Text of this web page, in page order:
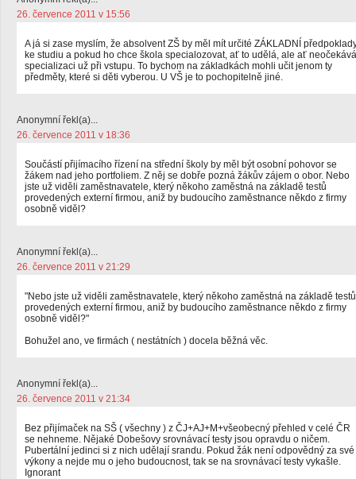
26. července 2011 v 15:56
A já si zase myslím, že absolvent ZŠ by měl mít určité ZÁKLADNÍ
ke studiu a pokud ho chce škola specialozovat, ať to udělá, ale ať neočekává
specializaci už při vstupu. To bychom na základkách mohli učit jenom ty
předměty, které si děti vyberou. U VŠ je to pochopitelně jiné.
Anonymní řekl(a)...
26. července 2011 v 18:36
Součástí přijímacího řízení na střední školy by měl být osobní pohovor se
žákem nad jeho portfoliem. Z něj se dobře pozná žákův zájem o obor. Nebo
jste už viděli zaměstnavatele, který někoho zaměstná na základě testů
provedených externí firmou, aniž by budoucího zaměstnance někdo z firmy
osobně viděl?
Anonymní řekl(a)...
26. července 2011 v 21:29
"Nebo jste už viděli zaměstnavatele, který někoho zaměstná na základě testů
provedených externí firmou, aniž by budoucího zaměstnance někdo z firmy
osobně viděl?"
Bohužel ano, ve firmách ( nestátních ) docela běžná věc.
Anonymní řekl(a)...
26. července 2011 v 21:34
Bez přijímaček na SŠ ( všechny ) z ČJ+AJ+M+všeobecný přehled v celé ČR
se nehneme. Nějaké Dobešovy srovnávací testy jsou opravdu o ničem.
Pubertální jedinci si z nich udělají srandu. Pokud žák není odpovědný za své
výkony a nejde mu o jeho budoucnost, tak se na srovnávací testy vykašle.
Ignorant